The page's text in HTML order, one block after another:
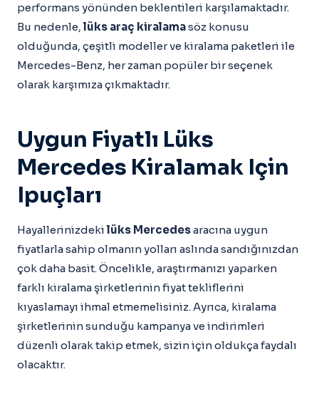
performans yönünden beklentileri karşılamaktadır.
Bu nedenle, lüks araç kiralamasöz konusu
olduğunda, çeşitli modeller ve kiralama paketleri ile
Mercedes-Benz, her zaman popüler bir seçenek
olarak karşımıza çıkmaktadır.
Uygun Fiyatlı Lüks
Mercedes Kiralamak Için
Ipuçları
Hayallerinizdeki lüks Mercedesaracına uygun
fiyatlarla sahip olmanın yolları aslında sandığınızdan
çok daha basit. Öncelikle, araştırmanızı yaparken
farklı kiralama şirketlerinin fiyat tekliflerini
kıyaslamayı ihmal etmemelisiniz. Ayrıca, kiralama
şirketlerinin sunduğu kampanya ve indirimleri
düzenli olarak takip etmek, sizin için oldukça faydalı
olacaktır.